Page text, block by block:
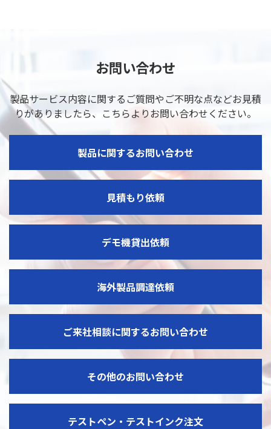
お問い合わせ
製品サービス内容に関するご質問やご不明な点などお見積
りがありましたら、 こちらよりお問い合わせください。
製品に関するお問い合わせ
見積もり依頼
デモ機貸出依頼
海外製品調達依頼
ご来社相談に関するお問い合わせ
その他のお問い合わせ
テストペン・テストインク注文